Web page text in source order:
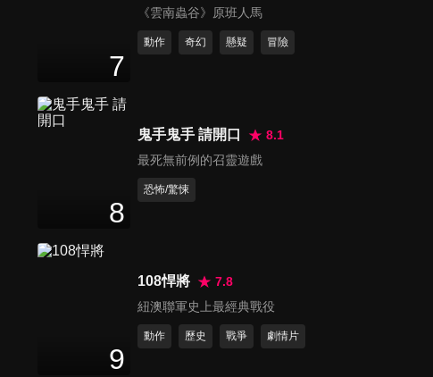
Lost in Tomb
7
《雲南蟲谷》原班人馬
動作 奇幻 懸疑 冒險
8
鬼手鬼手 請開口
8.1
最死無前例的召靈遊戲
恐怖/驚悚
9
108悍將
7.8
紐澳聯軍史上最經典戰役
動作 歷史 戰爭 劇情片